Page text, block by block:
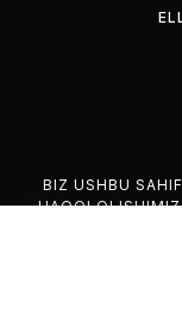
BIZ USHBU
HAQQI